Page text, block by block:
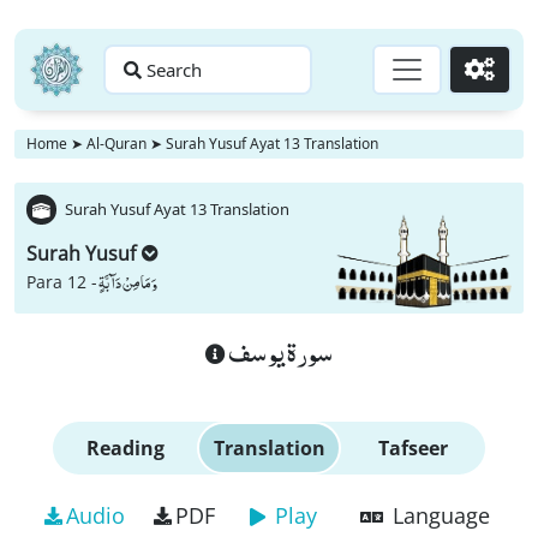
Search Go
Home ➤ Al-Quran ➤ Surah Yusuf Ayat 13 Translation
Surah Yusuf Ayat 13 Translation
Surah Yusuf
Para 12 -وَ مَا مِنْ دَآبَّةٍ
سورة يوسف
Reading Translation Tafseer
Audio PDF Play Language